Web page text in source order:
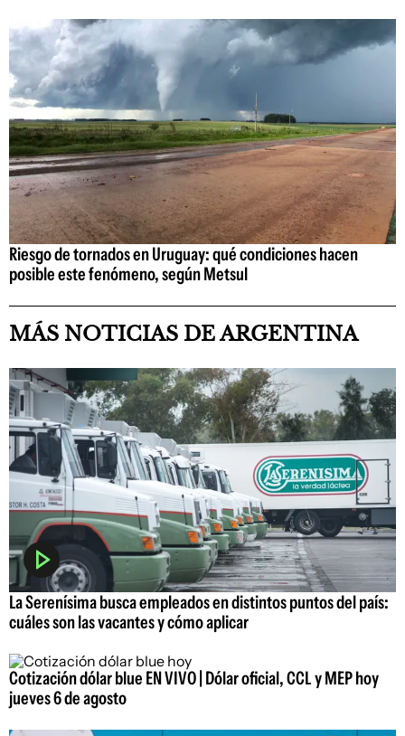
Riesgo de tornados en Uruguay: qué condiciones hacen
posible este fenómeno, según Metsul
MÁS NOTICIAS DE ARGENTINA
La Serenísima busca empleados en distintos puntos del país:
cuáles son las vacantes y cómo aplicar
Cotización dólar blue EN VIVO | Dólar oficial, CCL y MEP hoy
jueves 6 de agosto